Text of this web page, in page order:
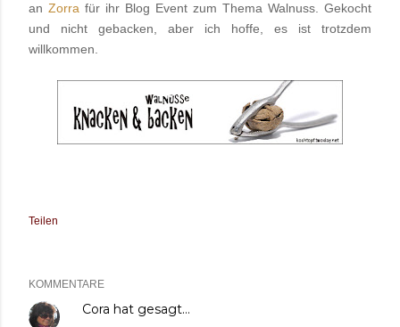
an Zorra für ihr Blog Event zum Thema Walnuss. Gekocht
und nicht gebacken, aber ich hoffe, es ist trotzdem
willkommen.
Teilen
KOMMENTARE
Cora hat gesagt…